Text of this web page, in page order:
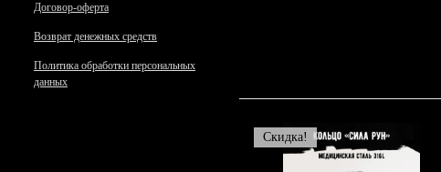
Договор-оферта
Возврат денежных средств
Политика обработки персональных
данных
Скидка!